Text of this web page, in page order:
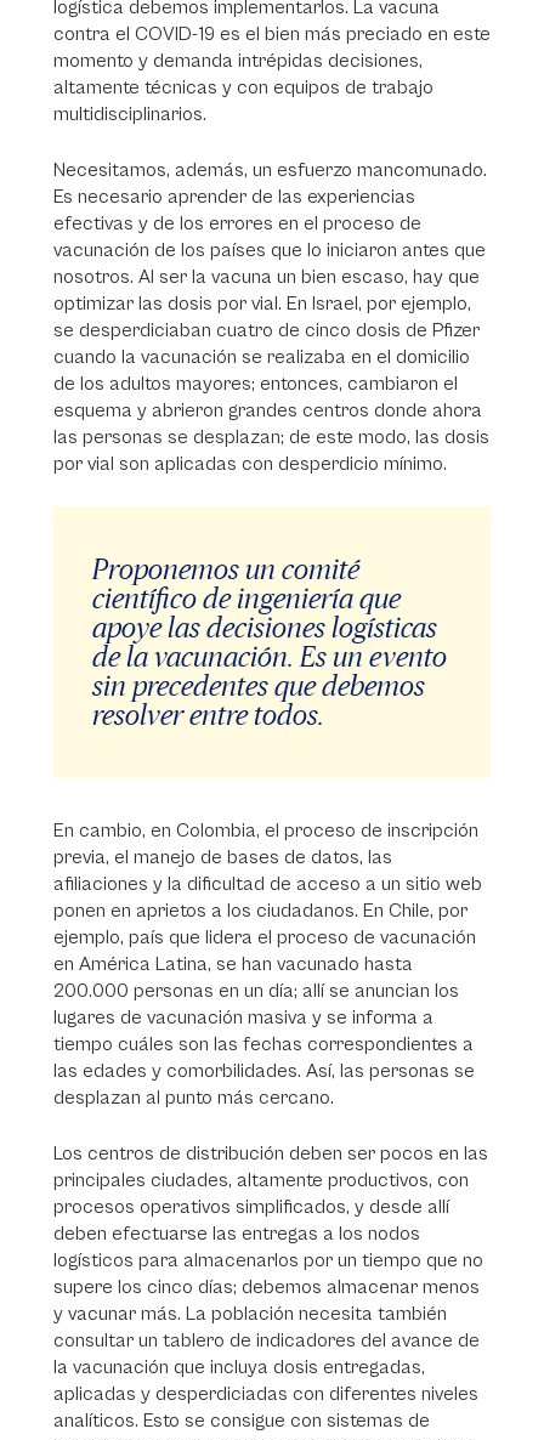
logística debemos implementarlos. La vacuna
contra el COVID-19 es el bien más preciado en este
momento y demanda intrépidas decisiones,
altamente técnicas y con equipos de trabajo
multidisciplinarios.
Necesitamos, además, un esfuerzo mancomunado.
Es necesario aprender de las experiencias
efectivas y de los errores en el proceso de
vacunación de los países que lo iniciaron antes que
nosotros. Al ser la vacuna un bien escaso, hay que
optimizar las dosis por vial. En Israel, por ejemplo,
se desperdiciaban cuatro de cinco dosis de Pfizer
cuando la vacunación se realizaba en el domicilio
de los adultos mayores; entonces, cambiaron el
esquema y abrieron grandes centros donde ahora
las personas se desplazan; de este modo, las dosis
por vial son aplicadas con desperdicio mínimo.
Proponemos un comité
científico de ingeniería que
apoye las decisiones logísticas
de la vacunación. Es un evento
sin precedentes que debemos
resolver entre todos.
En cambio, en Colombia, el proceso de inscripción
previa, el manejo de bases de datos, las
afiliaciones y la dificultad de acceso a un sitio web
ponen en aprietos a los ciudadanos. En Chile, por
ejemplo, país que lidera el proceso de vacunación
en América Latina, se han vacunado hasta
200.000 personas en un día; allí se anuncian los
lugares de vacunación masiva y se informa a
tiempo cuáles son las fechas correspondientes a
las edades y comorbilidades. Así, las personas se
desplazan al punto más cercano.
Los centros de distribución deben ser pocos en las
principales ciudades, altamente productivos, con
procesos operativos simplificados, y desde allí
deben efectuarse las entregas a los nodos
logísticos para almacenarlos por un tiempo que no
supere los cinco días; debemos almacenar menos
y vacunar más. La población necesita también
consultar un tablero de indicadores del avance de
la vacunación que incluya dosis entregadas,
aplicadas y desperdiciadas con diferentes niveles
analíticos. Esto se consigue con sistemas de